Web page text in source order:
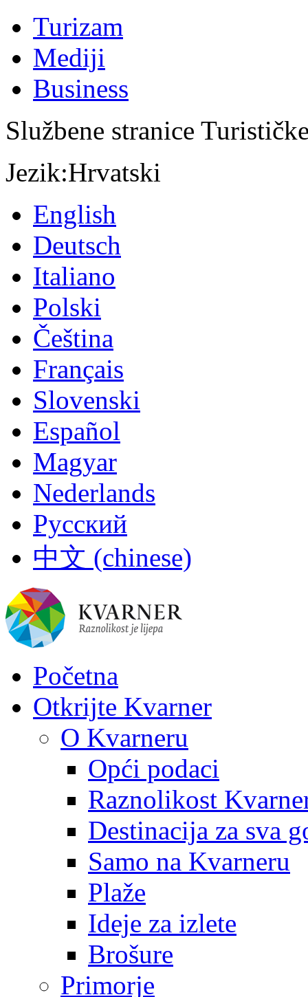
Turizam
Mediji
Business
Službene stranice
Jezik:Hrvatski
English
Deutsch
Italiano
Polski
Čeština
Français
Slovenski
Español
Magyar
Nederlands
Русский
中文 (chinese)
Početna
Otkrijte Kvarner
O Kvarneru
Opći podaci
Raznolikost
Destinacija za sva
Samo na Kvarneru
Plaže
Ideje za izlete
Brošure
Primorje